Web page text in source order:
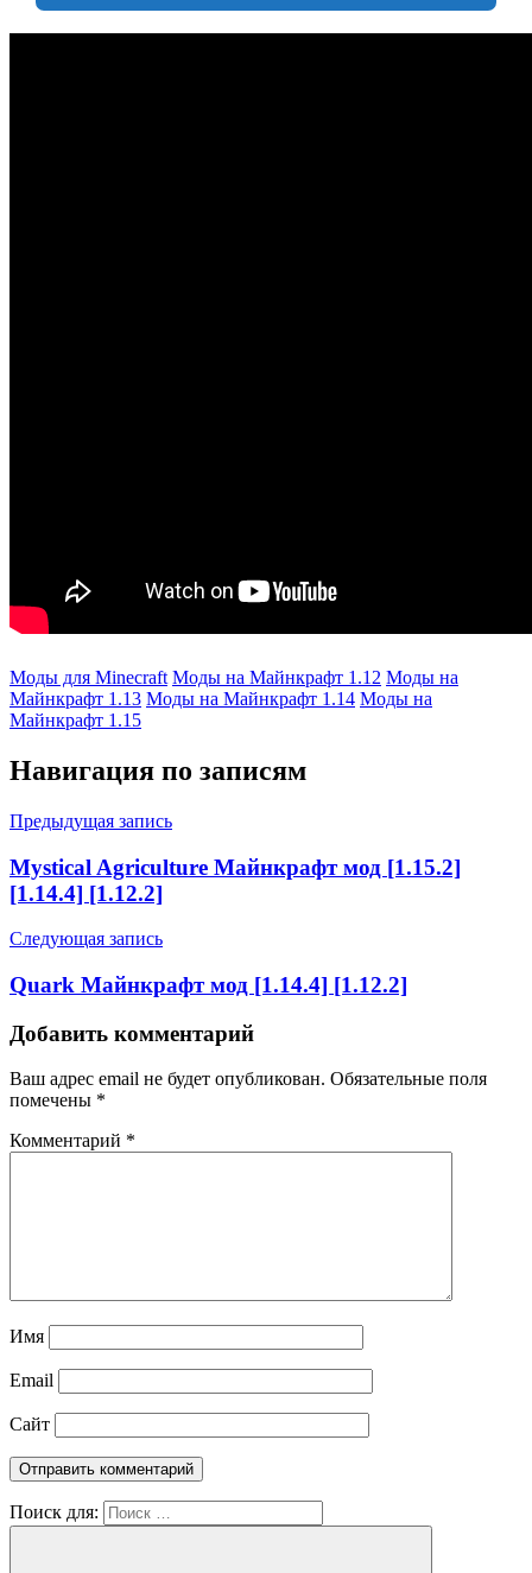
Моды для Minecraft Моды на Майнкрафт 1.12 Моды на
Майнкрафт 1.13 Моды на Майнкрафт 1.14 Моды на
Майнкрафт 1.15
Навигация по записям
Предыдущая запись
Mystical Agriculture Майнкрафт мод [1.15.2]
[1.14.4] [1.12.2]
Следующая запись
Quark Майнкрафт мод [1.14.4] [1.12.2]
Добавить комментарий
Ваш адрес email не будет опубликован. Обязательные поля
помечены *
Комментарий *
Имя
Email
Сайт
Поиск для: